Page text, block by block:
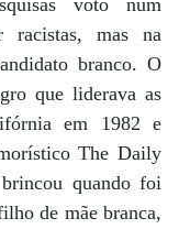
racistas, mas na
branco. O
que liderava as
em 1982 e
The Daily
quando foi
de mãe branca,